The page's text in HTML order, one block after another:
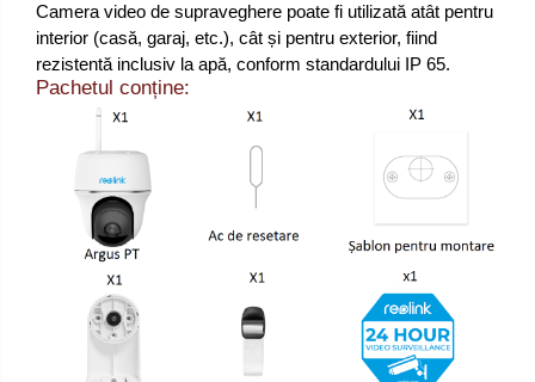
Camera video de supraveghere poate fi utilizată atât pentru
interior (casă, garaj, etc.), cât și pentru exterior, fiind
rezistentă inclusiv la apă, conform standardului IP 65.
Pachetul conține: